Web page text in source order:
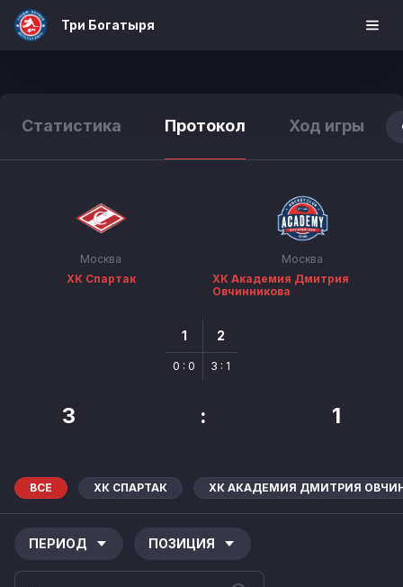
Три Богатыря
Статистика Протокол Ход игры
Москва
ХК Спартак
Москва
ХК Академия Дмитрия
Овчинникова
1
0 : 0
2
3 : 1
3 : 1
ВСЕ ХК СПАРТАК ХК АКАДЕМИЯ ДМИТРИЯ
ПЕРИОД ПОЗИЦИЯ